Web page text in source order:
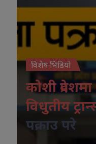
विशेष भिडियो
कोशी
विधुतीय
पक्राउ परे